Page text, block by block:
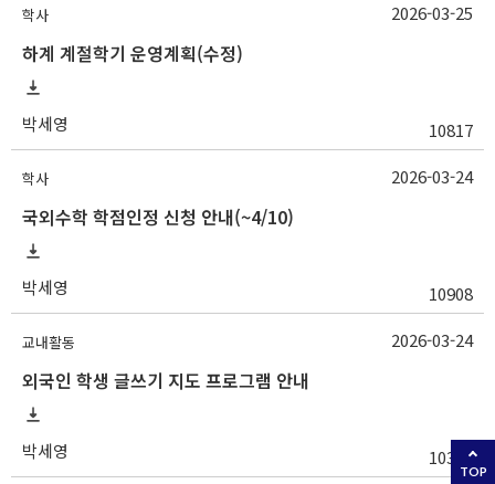
학사
하계 계절학기 운영계획(수정)
박세영 10817
2026-03-25
학사
국외수학 학점인정 신청 안내(~4/10)
박세영 10908
2026-03-24
교내활동
외국인 학생 글쓰기 지도 프로그램 안내
박세영 10380
2026-03-24
TOP